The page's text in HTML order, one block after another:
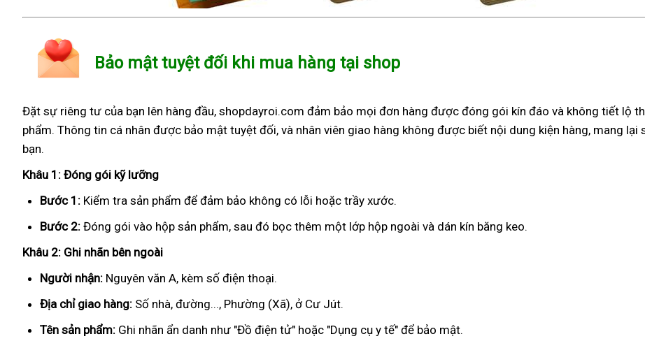
Bảo mật tuyệt đối khi mua hàng tại shop
Đặt sự riêng tư của bạn lên hàng đầu, shopdayroi.com đảm bảo mọi đơn hàng được đóng gói kín đáo và không tiết lộ
phẩm. Thông tin cá nhân được bảo mật tuyệt đối, và nhân viên giao hàng không được biết nội dung kiện hàng, mang lại
bạn.
Khâu 1: Đóng gói kỹ lưỡng
Bước 1: Kiểm tra sản phẩm để đảm bảo không có lỗi hoặc trầy xước.
Bước 2: Đóng gói vào hộp sản phẩm, sau đó bọc thêm một lớp hộp ngoài và dán kín băng keo.
Khâu 2: Ghi nhãn bên ngoài
Người nhận: Nguyên văn A, kèm số điện thoại.
Địa chỉ giao hàng: Số nhà, đường..., Phường (Xã), ở Cư Jút.
Tên sản phẩm: Ghi nhãn ẩn danh như "Đồ điện tử" hoặc "Dụng cụ y tế" để bảo mật.